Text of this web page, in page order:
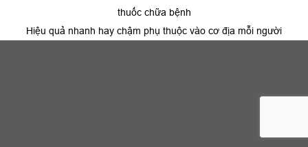
thuốc chữa bệnh
Hiệu quả nhanh hay chậm phụ thuộc vào cơ địa mỗi người